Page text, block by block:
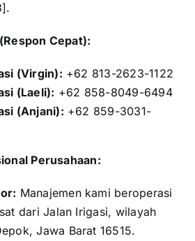
Cepat):
(Virgin): +62 813-2623-1122
(Laeli): +62 858-8049-6494
(Anjani): +62 859-3031-
Perusahaan:
Manajemen kami beroperasi
dari Jalan Irigasi, wilayah
Jawa Barat 16515.